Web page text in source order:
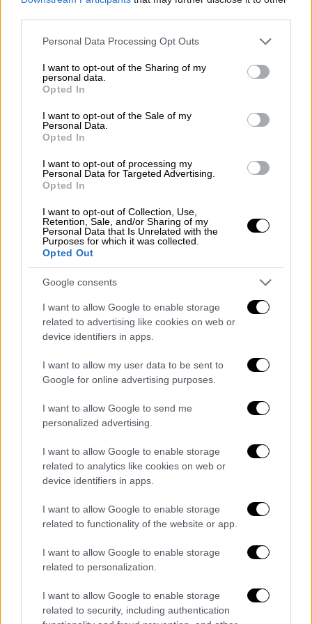
Please note that this website/app uses one or more Google
not limited to your visit or usage behaviour. You may click to
grant or deny consent to Google and its third-party tags to
use your data for below specified purposes in below Google
consent section.
Personal Data Processing Opt Outs
I want to opt-out of the Sharing of my
personal data.
Opted In
I want to opt-out of the Sale of my
Personal Data.
Opted In
I want to opt-out of processing my
Personal Data for Targeted Advertising.
Opted In
I want to opt-out of Collection, Use,
Retention, Sale, and/or Sharing of my
Personal Data that Is Unrelated with the
Purposes for which it was collected.
Opted Out
Google consents
I want to allow Google to enable storage
related to advertising like cookies on web or
device identifiers in apps.
I want to allow my user data to be sent to
Google for online advertising purposes.
I want to allow Google to send me
personalized advertising.
I want to allow Google to enable storage
related to analytics like cookies on web or
device identifiers in apps.
I want to allow Google to enable storage
related to functionality of the website or app.
I want to allow Google to enable storage
related to personalization.
I want to allow Google to enable storage
related to security, including authentication
θετικές επιδόσεις σε όλους τους τομείς
που διασφαλίζουν τη μελλοντική μας
ανάπτυξη και κερδοφορία. Παρά τον
εμπιστοσύνη των πελατών στη μάρκα
COSMOTE και τις κορυφαίες υπηρεσίες που
προσφέρει, πετύχαμε σημαντική αύξηση των
πελατών ευρυζωνικών υπηρεσιών,
τηλεόρασης και συμβολαίου κινητής,
στοιχεία που μας επιτρέπουν να είμαστε
αισιόδοξοι. Η επέκταση του δικτύου
οπτικών ινών συνεχίζεται με σταθερό
ρυθμό, προσελκύοντας ολοένα και
περισσότερους πελάτες, ενώ το νέο
κουπόνι FTTH αναμένεται να ενισχύσει
περαιτέρω τις τάσεις αυτές.
σε όλες μας τις δραστηριότητες, στις
οποίες περιλαμβάνεται και το πρόσφατο
πρόγραμμα εθελούσιας αποχώρησης,
συνεχίζουν να αποδίδουν. Ως αποτέλεσμα,
καταγράφουμε στην Ελλάδα αύξηση της
κερδοφορίας EBITDA, αλλά και ένα ισχυρό
περιθώριο. Μπαίνουμε στην τελική ευθεία
συνεχίσουμε την επιτυχημένη στρατηγική
μας και την επόμενη χρονιά».
Σταθερή τηλεφωνία
Ο ΟΤΕ συνεχίζει να σημειώνει θετικές
επιδόσεις στην αγορά ευρυζωνικών